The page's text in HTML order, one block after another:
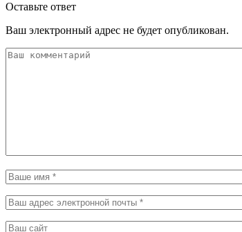
Оставьте ответ
Ваш электронный адрес не будет опубликован.